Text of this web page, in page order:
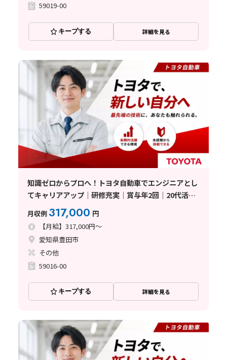
59019-00
キープする 詳細を見る
知識ゼロからプロへ！トヨタ自動車でエンジニアとし
てキャリアアップ│研修充実│賞与年2回│20代活躍
月収例 317,000 円
【月給】317,000円～
愛知県豊田市
その他
59016-00
キープする 詳細を見る